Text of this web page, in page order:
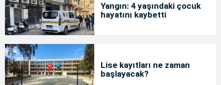
Yangın: 4 yaşındaki çocuk
hayatını kaybetti
Lise kayıtları ne zaman
başlayacak?